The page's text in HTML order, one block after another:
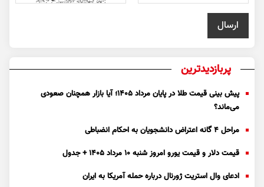
پربازدیدترین
پیش بینی قیمت طلا در پایان مرداد 1405؛ آیا بازار همچنان صعودی
می‌ماند؟
مراحل ۴ گانه اعتراض دانشجویان به احکام انضباطی
قیمت دلار و قیمت یورو امروز شنبه ۱۰ مرداد ۱۴۰۵ + جدول
ادعای وال استریت ژورنال درباره حمله آمریکا به ایران